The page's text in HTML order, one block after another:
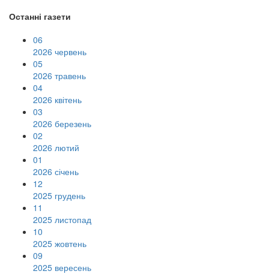
Останні газети
06
2026 червень
05
2026 травень
04
2026 квітень
03
2026 березень
02
2026 лютий
01
2026 січень
12
2025 грудень
11
2025 листопад
10
2025 жовтень
09
2025 вересень